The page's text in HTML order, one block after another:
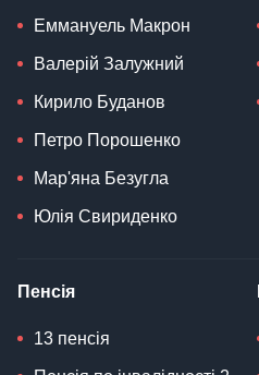
Еммануель Макрон
Валерій Залужний
Кирило Буданов
Петро Порошенко
Мар'яна Безугла
Юлія Свириденко
Пенсія
13 пенсія